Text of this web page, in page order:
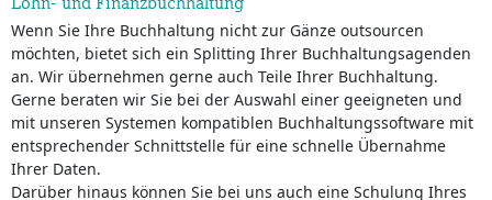
Wenn Sie Ihre Buchhaltung nicht zur Gänze outsourcen
möchten, bietet sich ein Splitting Ihrer Buchhaltungsagenden
an. Wir übernehmen gerne auch Teile Ihrer Buchhaltung.
Gerne beraten wir Sie bei der Auswahl einer geeigneten und
mit unseren Systemen kompatiblen Buchhaltungssoftware mit
entsprechender Schnittstelle für eine schnelle Übernahme
Ihrer Daten.
Darüber hinaus können Sie bei uns auch eine Schulung Ihres